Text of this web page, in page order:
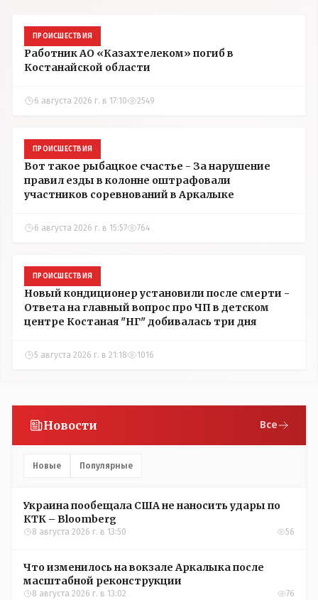
ПРОИСШЕСТВИЯ
Работник АО «Казахтелеком» погиб в
Костанайской области
6 августа 2026 г. в 17:10 2549
ПРОИСШЕСТВИЯ
Вот такое рыбацкое счастье - За нарушение
правил езды в колонне оштрафовали
участников соревнований в Аркалыке
6 августа 2026 г. в 15:57 764
ПРОИСШЕСТВИЯ
Новый кондиционер установили после смерти -
Ответа на главный вопрос про ЧП в детском
центре Костаная "НГ" добивалась три дня
5 августа 2026 г. в 21:18 1016
Новости Все
Новые Популярные
Украина пообещала США не наносить удары по
КТК – Bloomberg
8 августа 2026 г. в 13:50 56
Что изменилось на вокзале Аркалыка после
масштабной реконструкции
8 августа 2026 г. в 13:02 76